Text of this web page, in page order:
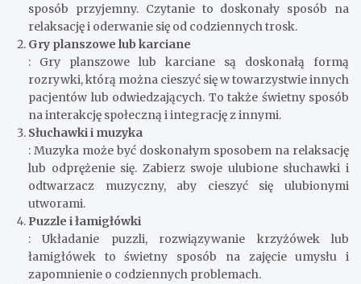
sposób przyjemny. Czytanie to doskonały sposób na
relaksację i oderwanie się od codziennych trosk.
Gry planszowe lub karciane
: Gry planszowe lub karciane są doskonałą formą
rozrywki, którą można cieszyć się w towarzystwie innych
pacjentów lub odwiedzających. To także świetny sposób
na interakcję społeczną i integrację z innymi.
Słuchawki i muzyka
: Muzyka może być doskonałym sposobem na relaksację
lub odprężenie się. Zabierz swoje ulubione słuchawki i
odtwarzacz muzyczny, aby cieszyć się ulubionymi
utworami.
Puzzle i łamigłówki
: Układanie puzzli, rozwiązywanie krzyżówek lub
łamigłówek to świetny sposób na zajęcie umysłu i
zapomnienie o codziennych problemach.